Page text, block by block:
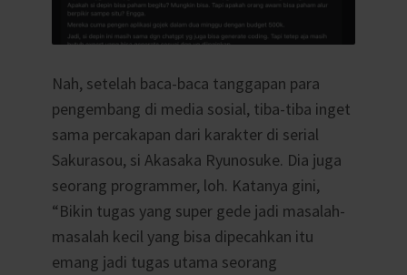
Nah, setelah baca-baca tanggapan para
pengembang di media sosial, tiba-tiba inget
sama percakapan dari karakter di serial
Sakurasou, si Akasaka Ryunosuke. Dia juga
seorang programmer, loh. Katanya gini,
“Bikin tugas yang super gede jadi masalah-
masalah kecil yang bisa dipecahkan itu
emang jadi tugas utama seorang